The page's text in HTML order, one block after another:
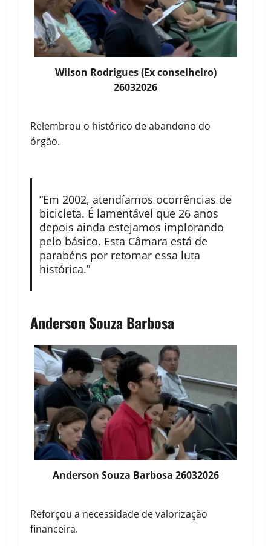
Wilson Rodrigues (Ex conselheiro)
26032026
Relembrou o histórico de abandono do
órgão.
“Em 2002, atendíamos ocorrências de
bicicleta. É lamentável que 26 anos
depois ainda estejamos implorando
pelo básico. Esta Câmara está de
parabéns por retomar essa luta
histórica.”
Anderson Souza Barbosa
Anderson Souza Barbosa 26032026
Reforçou a necessidade de valorização
financeira.